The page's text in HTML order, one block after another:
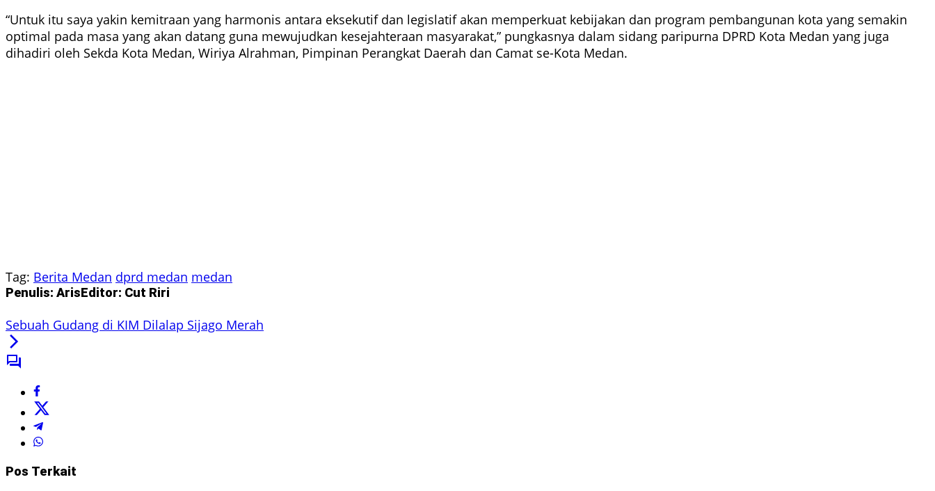
“Untuk itu saya yakin kemitraan yang harmonis antara eksekutif dan legislatif akan memperkuat kebijakan dan program pembangunan kota yang semakin
optimal pada masa yang akan datang guna mewujudkan kesejahteraan masyarakat,” pungkasnya dalam sidang paripurna DPRD Kota Medan yang juga
dihadiri oleh Sekda Kota Medan, Wiriya Alrahman, Pimpinan Perangkat Daerah dan Camat se-Kota Medan.
Tag: Berita Medan dprd medan medan
Penulis: ArisEditor: Cut Riri
Sebuah Gudang di KIM Dilalap Sijago Merah
Pos Terkait